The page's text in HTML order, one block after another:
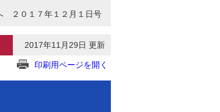
２０１７年１２月１日号
2017年11月29日 更新
印刷用ページを開く